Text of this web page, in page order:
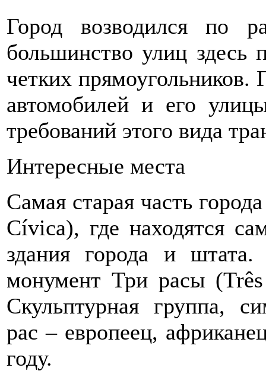
Город возводился по
большинство улиц
четких прямоугольников.
автомобилей и его
требований этого вида
Интересные места
Самая старая часть
Cívica), где находятся
здания города и
монумент Три расы
Скульптурная группа,
рас – европеец,
году.